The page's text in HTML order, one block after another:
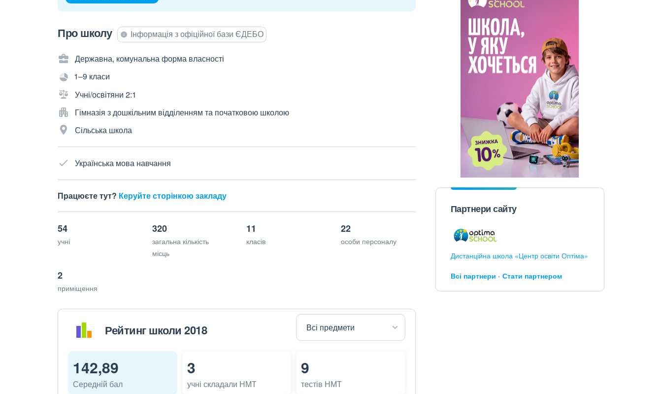
Про школу Інформація з офіційної бази ЄДЕБО
Державна, комунальна форма власності
1–9 класи
Учні/освітяни 2:1
Гімназія з дошкільним відділенням та початковою школою
Сільська школа
Українська мова навчання
Працюєте тут? Керуйте сторінкою закладу
54
учні
320
загальна кількість
місць
11
класів
22
особи персоналу
2
приміщення
Рейтинг школи 2018
142,89
Середній бал
3
учні складали НМТ
9
тестів НМТ
Партнери сайту
Дистанційна школа «Центр освіти Оптіма»
Всі партнери Стати партнером